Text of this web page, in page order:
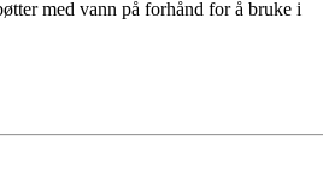
med vann på forhånd for å bruke i